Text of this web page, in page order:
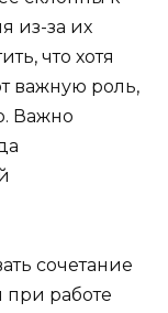
из-за их
что хотя
важную роль,
Важно
сочетание
при работе